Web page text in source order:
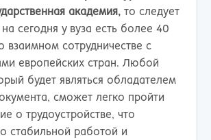
академия, то следует
сегодня у вуза есть более 40
взаимном сотрудничестве с
европейских стран. Любой
будет являться обладателем
сможет легко пройти
о трудоустройстве, что
стабильной работой и